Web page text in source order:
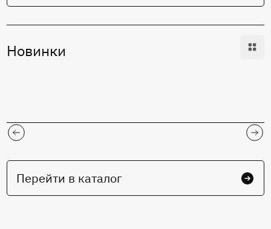
Новинки
Перейти в каталог